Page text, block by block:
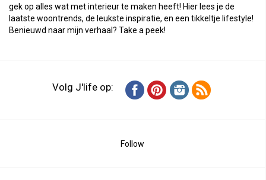
gek op alles wat met interieur te maken heeft! Hier lees je de
laatste woontrends, de leukste inspiratie, en een tikkeltje lifestyle!
Benieuwd naar mijn verhaal? Take a peek!
Volg J'life op:
Follow